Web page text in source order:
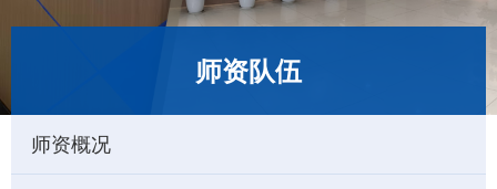
师资队伍
师资概况